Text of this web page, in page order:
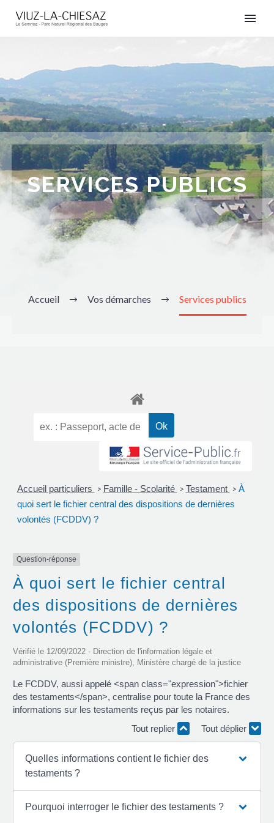
SERVICES PUBLICS
Accueil Vos démarches Services publics
Accueil particuliers > Famille - Scolarité > Testament > À
quoi sert le fichier central des dispositions de dernières
volontés (FCDDV) ?
Question-réponse
À quoi sert le fichier central
des dispositions de dernières
volontés (FCDDV) ?
Vérifié le 12/09/2022 - Direction de l'information légale et
administrative (Première ministre), Ministère chargé de la justice
Le FCDDV, aussi appelé <span class="expression">fichier
des testaments</span>, centralise pour toute la France des
informations sur les testaments reçus par les notaires.
Tout replier
Tout déplier
Quelles informations contient le fichier des
testaments ?
Pourquoi interroger le fichier des testaments ?